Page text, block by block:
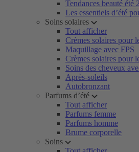
Tendances beauté été
Les essentiels d’été
Soins solaires
Tout afficher
Crèmes solaires pour
Maquillage avec FPS
Crèmes solaires pour
Soins des cheveux
Après-soleils
Autobronzant
Parfums d’été
Tout afficher
Parfums femme
Parfums homme
Brume corporelle
Soins